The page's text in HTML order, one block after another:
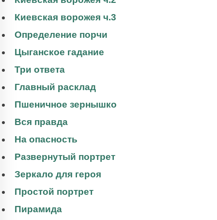
Киевская ворожея ч.3
Определение порчи
Цыганское гадание
Три ответа
Главный расклад
Пшеничное зернышко
Вся правда
На опасность
Развернутый портрет
Зеркало для героя
Простой портрет
Пирамида